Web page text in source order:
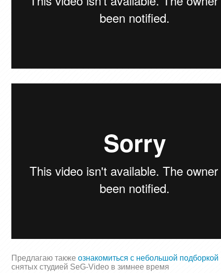
Предлагаю также ознакомиться с небольшой подборкой
снятых студией SeG-Video в зимнее время